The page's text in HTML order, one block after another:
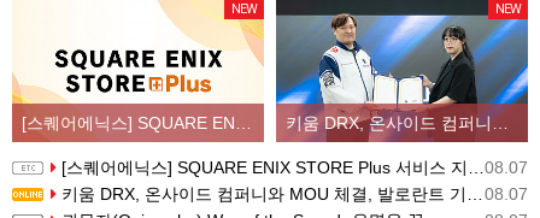
NEW NEW
키움 DRX, 온사이드 컴퍼니와 MOU 체결, 발로란트 기반 콘텐츠 생태계 확장
08.07
[스퀘어에닉스] SQUARE ENIX STORE Plus 서비스 지역 확대, 인기 신상품 라인업 순차적 입고
08.07
키움 DRX, 온사이드 컴퍼니와 MOU 체결, 발로란트 기반 콘텐츠 생태계 확장